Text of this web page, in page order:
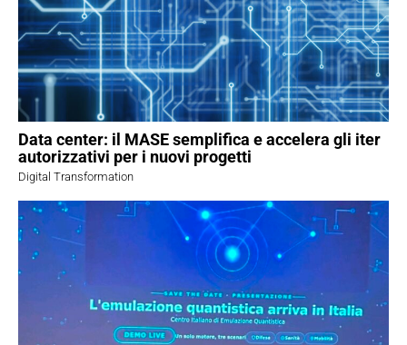
Data center: il MASE semplifica e accelera gli iter
autorizzativi per i nuovi progetti
Digital Transformation